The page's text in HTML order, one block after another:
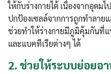
ให้กับร่างกายได้ เนื่องจากอุดม
ปกป้องเซลล์จากการถูกทำลาย
ช่วยทำให้ร่างกายมีภูมิคุ้มกันที่แ
และแบคทีเรียต่างๆ ได้
2. ช่วยให้ระบบย่อยอ